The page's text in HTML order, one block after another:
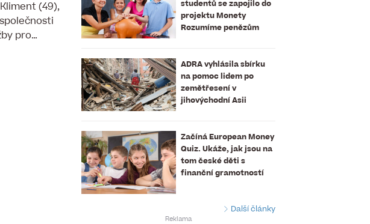
(49),
pro…
studentů se zapojilo do
projektu Monety
Rozumíme penězům
ADRA vyhlásila sbírku
na pomoc lidem po
zemětřesení v
jihovýchodní Asii
Začíná European Money
Quiz. Ukáže, jak jsou na
tom české děti s
finanční gramotností
Další články